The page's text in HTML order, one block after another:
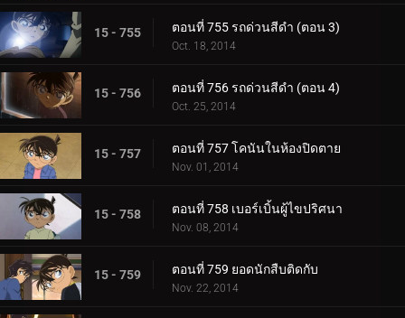
15 - 755 ตอนที่ 755 รถด่วนสีดำ (ตอน 3)
Oct. 18, 2014
15 - 756 ตอนที่ 756 รถด่วนสีดำ (ตอน 4)
Oct. 25, 2014
15 - 757 ตอนที่ 757 โคนันในห้องปิดตาย
Nov. 01, 2014
15 - 758 ตอนที่ 758 เบอร์เบิ้นผู้ไขปริศนา
Nov. 08, 2014
15 - 759 ตอนที่ 759 ยอดนักสืบติดกับ
Nov. 22, 2014